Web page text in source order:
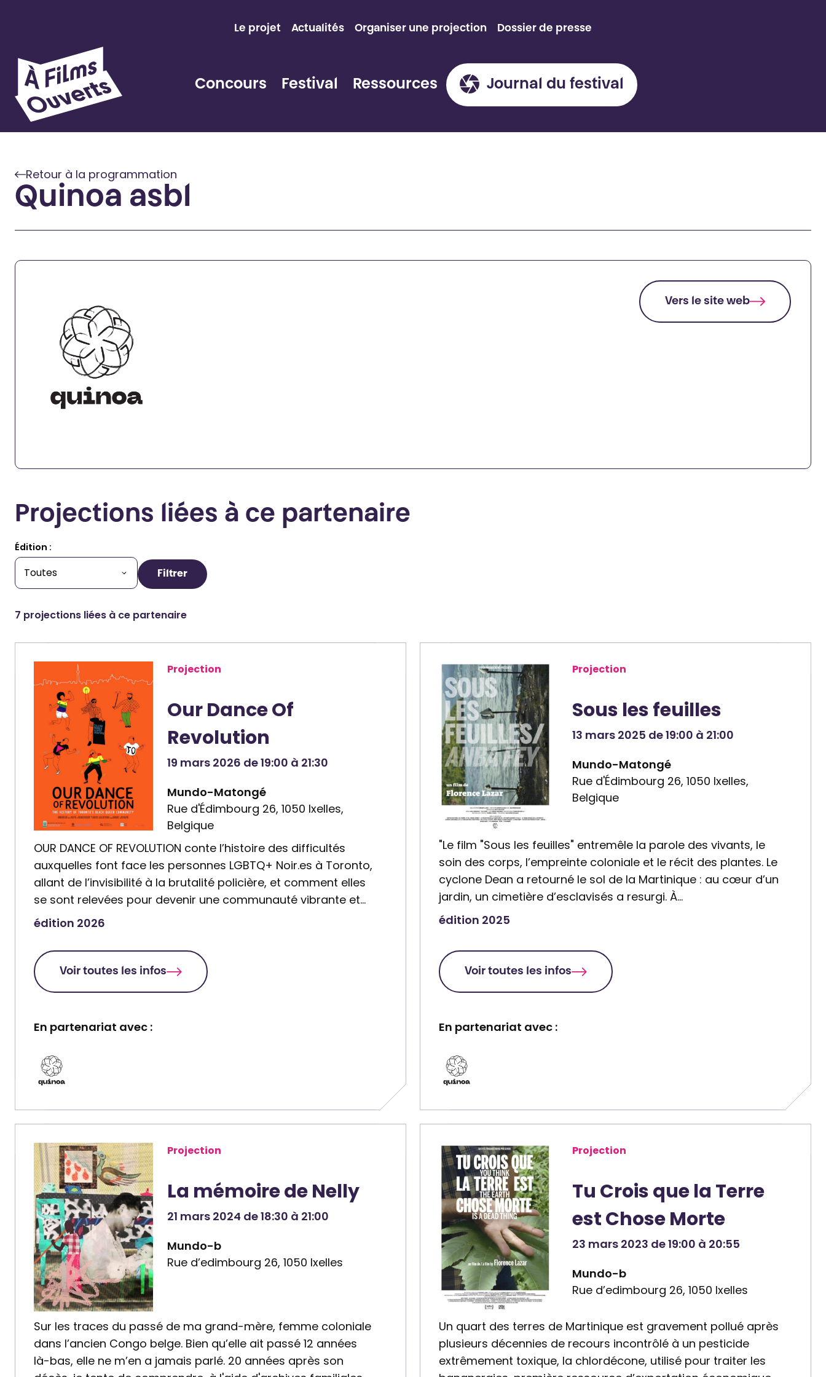
Le projet Actualités Organiser une projection Dossier de presse
Concours Festival Ressources Journal du festival
Retour à la programmation
Quinoa asbl
Vers le site web
Projections liées à ce partenaire
Édition :
Filtrer
7 projections liées à ce partenaire
Projection
Our Dance Of
Revolution
19 mars 2026 de 19:00 à 21:30
Mundo-Matongé
Rue d'Édimbourg 26, 1050 Ixelles,
Belgique
OUR DANCE OF REVOLUTION conte l’histoire des difficultés
auxquelles font face les personnes LGBTQ+ Noir.es à Toronto,
allant de l’invisibilité à la brutalité policière, et comment elles
se sont relevées pour devenir une communauté vibrante et…
édition 2026
Voir toutes les infos
En partenariat avec :
t
e
n
a
i
r
e
:
Q
u
i
n
o
a
a
s
Projection
Sous les feuilles
13 mars 2025 de 19:00 à 21:00
Mundo-Matongé
Rue d'Édimbourg 26, 1050 Ixelles,
Belgique
"Le film "Sous les feuilles" entremêle la parole des vivants, le
soin des corps, l’empreinte coloniale et le récit des plantes. Le
cyclone Dean a retourné le sol de la Martinique : au cœur d’un
jardin, un cimetière d’esclavisés a resurgi. À…
édition 2025
Voir toutes les infos
En partenariat avec :
t
e
n
a
e
Q
u
n
a
a
s
Projection
La mémoire de Nelly
21 mars 2024 de 18:30 à 21:00
Mundo-b
Rue d’edimbourg 26, 1050 Ixelles
Sur les traces du passé de ma grand-mère, femme coloniale
dans l’ancien Congo belge. Bien qu’elle ait passé 12 années
là-bas, elle ne m’en a jamais parlé. 20 années après son
Projection
Tu Crois que la Terre
est Chose Morte
23 mars 2023 de 19:00 à 20:55
Mundo-b
Rue d’edimbourg 26, 1050 Ixelles
Un quart des terres de Martinique est gravement pollué après
plusieurs décennies de recours incontrôlé à un pesticide
extrêmement toxique, la chlordécone, utilisé pour traiter les